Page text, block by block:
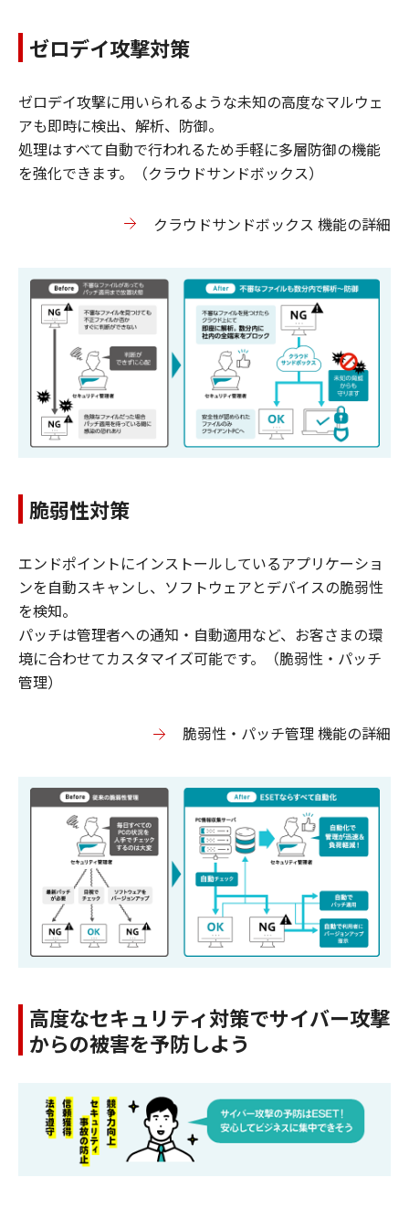
ゼロデイ攻撃対策
ゼロデイ攻撃に用いられるような未知の高度なマルウェ
アも即時に検出、解析、防御。
処理はすべて自動で行われるため手軽に多層防御の機能
を強化できます。（クラウドサンドボックス）
クラウドサンドボックス 機能の詳細
脆弱性対策
エンドポイントにインストールしているアプリケーショ
ンを自動スキャンし、ソフトウェアとデバイスの脆弱性
を検知。
パッチは管理者への通知・自動適用など、お客さまの環
境に合わせてカスタマイズ可能です。（脆弱性・パッチ
管理）
脆弱性・パッチ管理 機能の詳細
高度なセキュリティ対策でサイバー攻撃
からの被害を予防しよう